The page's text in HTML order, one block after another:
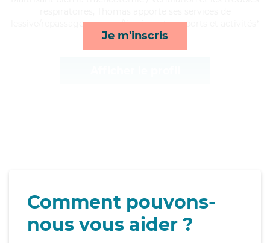
Je m'inscris
lessive/repassage, courses/livraison, transports et activités*
Comment pouvons-
nous vous aider ?